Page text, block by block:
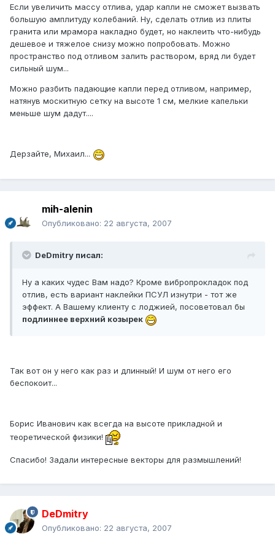
Если увеличить массу отлива, удар капли не сможет вызвать
большую амплитуду колебаний. Ну, сделать отлив из плиты
гранита или мрамора накладно будет, но наклеить что-нибудь
дешевое и тяжелое снизу можно попробовать. Можно
пространство под отливом залить раствором, вряд ли будет
сильный шум...
Можно разбить падающие капли перед отливом, например,
натянув москитную сетку на высоте 1 см, мелкие капельки
меньше шум дадут....
Дерзайте, Михаил...
mih-alenin
Опубликовано: 22 августа, 2007
DeDmitry писал:
Ну а каких чудес Вам надо? Кроме вибропрокладок под
отлив, есть вариант наклейки ПСУЛ изнутри - тот же
эффект. А Вашему клиенту с лоджией, посоветовал бы
подлиннее верхний козырек
Так вот он у него как раз и длинный! И шум от него его
беспокоит...
Борис Иванович как всегда на высоте прикладной и
теоретической физики!
Спасибо! Задали интересные векторы для размышлений!
DeDmitry
Опубликовано: 22 августа, 2007